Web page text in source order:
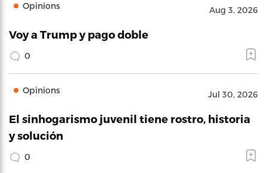
Opinions Aug 3, 2026
Voy a Trump y pago doble
0
Opinions Jul 30, 2026
El sinhogarismo juvenil tiene rostro, historia
y solución
0